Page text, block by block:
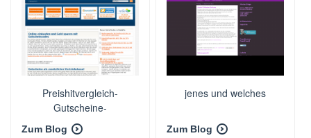
Preishitvergleich-
Gutscheine-
Gutscheincodes
Zum Blog
jenes und welches
Zum Blog